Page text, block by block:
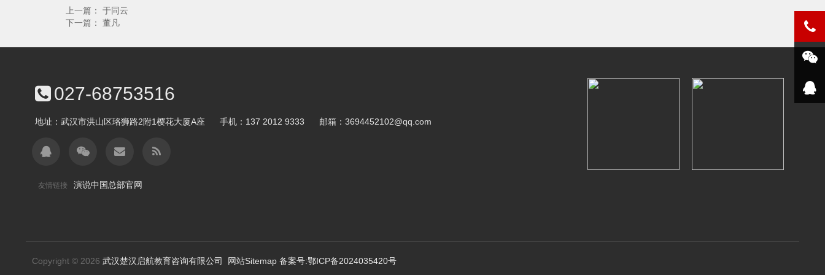
上一篇： 于同云
下一篇： 董凡
027-68753516
地址：武汉市洪山区珞狮路2附1樱花大厦A座 手机： 137 2012 9333 邮箱： 3694452102@qq.com
友情链接 演说中国总部官网
Copyright © 2026 武汉楚汉启航教育咨询有限公司 网站Sitemap 备案号:鄂ICP备2024035420号